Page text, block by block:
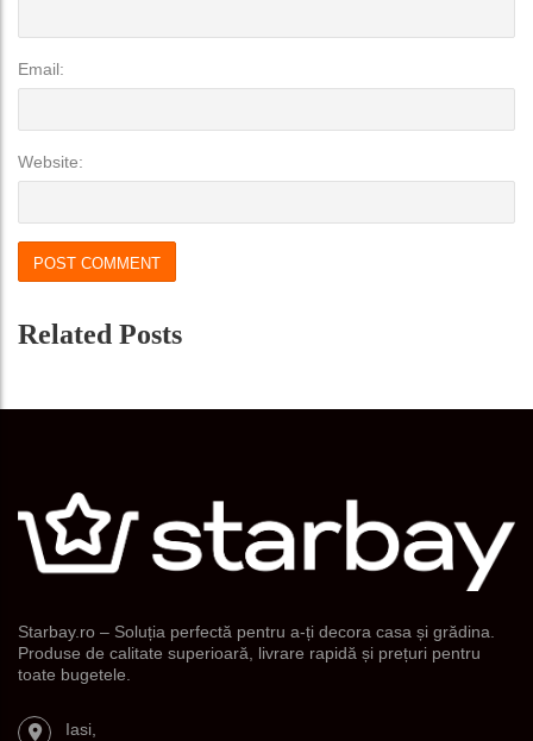
Email:
Website:
Related Posts
Starbay.ro – Soluția perfectă pentru a-ți decora casa și grădina.
Produse de calitate superioară, livrare rapidă și prețuri pentru
toate bugetele.
Iasi,